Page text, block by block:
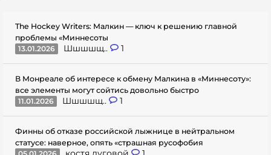
The Hockey Writers: Малкин — ключ к решению главной
проблемы «Миннесоты
13.01.2026
Шшшшщ.. 1
В Монреале об интересе к обмену Малкина в «Миннесоту»:
все элементы могут сойтись довольно быстро
11.01.2026
Шшшшщ.. 1
Финны об отказе российской лыжнице в нейтральном
статусе: наверное, опять «страшная русофобия
05.01.2026